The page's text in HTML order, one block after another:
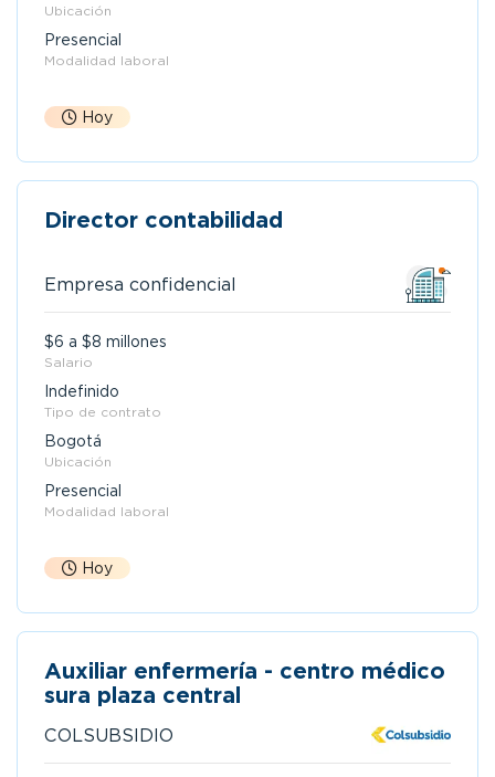
Ubicación
Presencial
Modalidad laboral
Hoy
Director contabilidad
Empresa confidencial
$6 a $8 millones
Salario
Indefinido
Tipo de contrato
Bogotá
Ubicación
Presencial
Modalidad laboral
Hoy
Auxiliar enfermería - centro médico
sura plaza central
COLSUBSIDIO